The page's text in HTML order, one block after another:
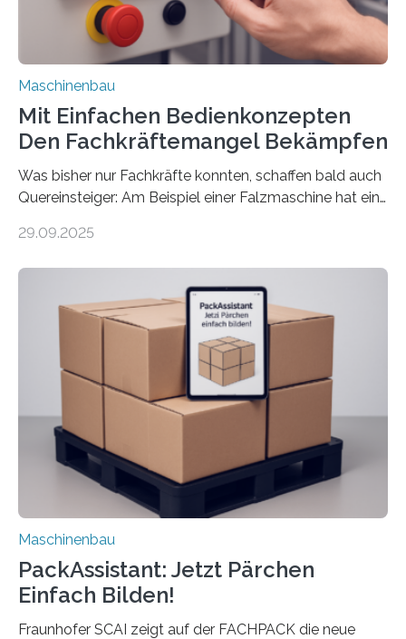
Maschinenbau
Mit Einfachen Bedienkonzepten
Den Fachkräftemangel Bekämpfen
Was bisher nur Fachkräfte konnten, schaffen bald auch
Quereinsteiger: Am Beispiel einer Falzmaschine hat ein
Mensch-Maschine-Schnittstelle so sehr vereinfacht,
Die zugrunde liegende Methodik lässt sich auf alle
anderen Maschinen übertragen. Eine Falzmaschine
umzurüsten ist ein Job für echte Profis. Eine solche
Maschine faltet in Druckereien Broschüren, Prospekte,
Landkarten und vieles mehr – mehrere Zehntausend
Exemplare pro Stunde. Je nach Maschinentyp und
Auftrag kann das Umrüsten…
29.09.2025
Maschinenbau
PackAssistant: Jetzt Pärchen
Einfach Bilden!
Fraunhofer SCAI zeigt auf der FACHPACK die neue